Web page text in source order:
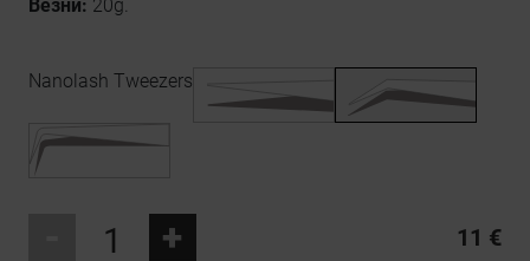
Везни: 20g.
Nanolash Tweezers
+ 11 €